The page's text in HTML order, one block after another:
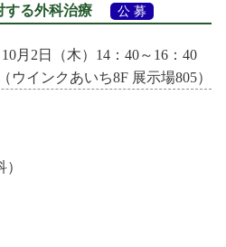
する外科治療 公 募
10月2日（木）14：40～16：40
ウインクあいち8F 展示場805）